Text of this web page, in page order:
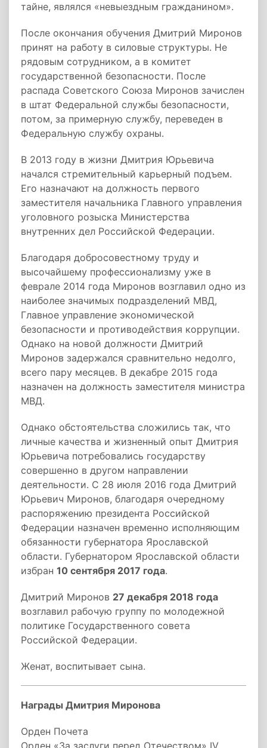
тайне, являлся «невыездным гражданином».
После окончания обучения Дмитрий Миронов
принят на работу в силовые структуры. Не
рядовым сотрудником, а в комитет
государственной безопасности. После
распада Советского Союза Миронов зачислен
в штат Федеральной службы безопасности,
потом, за примерную службу, переведен в
Федеральную службу охраны.
В 2013 году в жизни Дмитрия Юрьевича
начался стремительный карьерный подъем.
Его назначают на должность первого
заместителя начальника Главного управления
уголовного розыска Министерства
внутренних дел Российской Федерации.
Благодаря добросовестному труду и
высочайшему профессионализму уже в
феврале 2014 года Миронов возглавил одно из
наиболее значимых подразделений МВД,
Главное управление экономической
безопасности и противодействия коррупции.
Однако на новой должности Дмитрий
Миронов задержался сравнительно недолго,
всего пару месяцев. В декабре 2015 года
назначен на должность заместителя министра
МВД.
Однако обстоятельства сложились так, что
личные качества и жизненный опыт Дмитрия
Юрьевича потребовались государству
совершенно в другом направлении
деятельности. С 28 июля 2016 года Дмитрий
Юрьевич Миронов, благодаря очередному
распоряжению президента Российской
Федерации назначен временно исполняющим
обязанности губернатора Ярославской
области. Губернатором Ярославской области
избран 10 сентября 2017 года.
Дмитрий Миронов 27 декабря 2018 года
возглавил рабочую группу по молодежной
политике Государственного совета
Российской Федерации.
Женат, воспитывает сына.
Награды Дмитрия Миронова
Орден Почета
Орден «За заслуги перед Отечеством» IV